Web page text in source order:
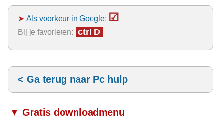
➤ Als voorkeur in Google: ☑
Bij je favorieten: ctrl D
< Ga terug naar Pc hulp
▼ Gratis downloadmenu